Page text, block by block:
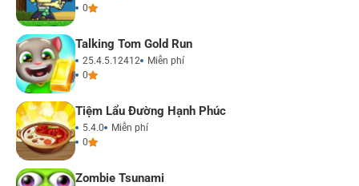
0
Talking Tom Gold Run
25.4.5.12412
Miễn phí
0
Tiệm Lẩu Đường Hạnh Phúc
5.4.0
Miễn phí
0
Zombie Tsunami